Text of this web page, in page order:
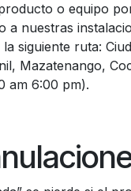
o equipo
a nuestras
siguiente ruta:
Mazatenango,
am 6:00 pm).